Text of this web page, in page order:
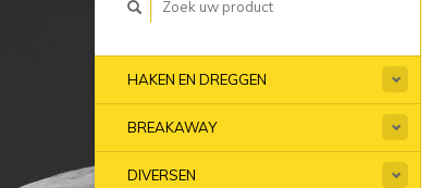
HAKEN EN DREGGEN
BREAKAWAY
DIVERSEN